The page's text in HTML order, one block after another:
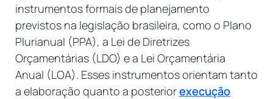
instrumentos formais de planejamento
previstos na legislação brasileira, como o Plano
Plurianual (PPA), a Lei de Diretrizes
Orçamentárias (LDO) e a Lei Orçamentária
Anual (LOA). Esses instrumentos orientam tanto
a elaboração quanto a posteriorexecução